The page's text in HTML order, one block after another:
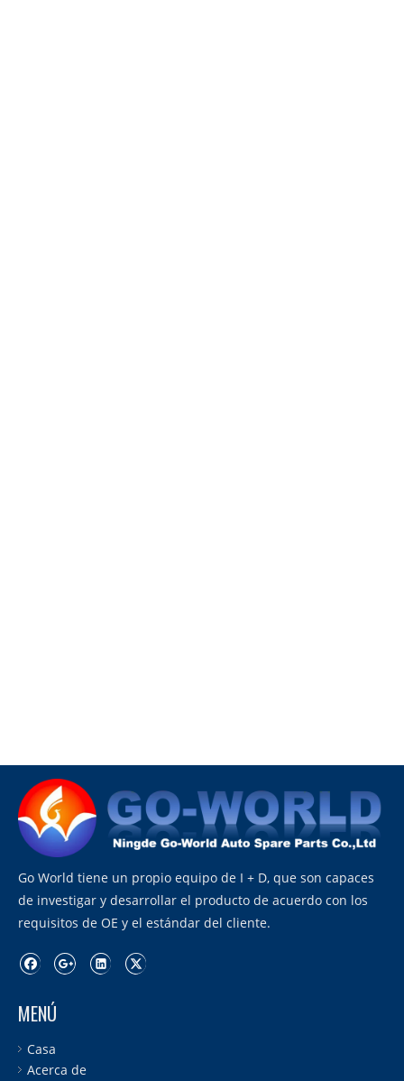
Go World tiene un propio equipo de I + D, que son capaces
de investigar y desarrollar el producto de acuerdo con los
requisitos de OE y el estándar del cliente.
MENÚ
Casa
Acerca de